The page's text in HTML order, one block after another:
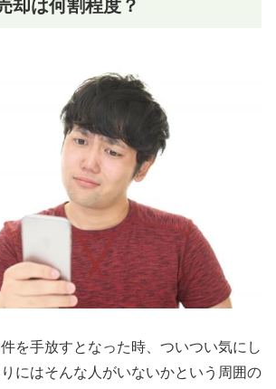
却は何割程度？
を手放すとなった時、ついつい気にし
にはそんな人がいないかという周囲の